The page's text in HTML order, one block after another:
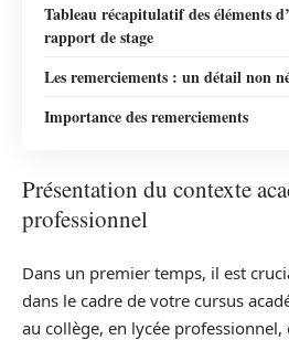
Tableau récapitulatif des éléments
rapport de stage
Les remerciements : un détail non
Importance des remerciements
Présentation du contexte
professionnel
Dans un premier temps, il est
dans le cadre de votre cursus
au collège, en lycée professionnel,